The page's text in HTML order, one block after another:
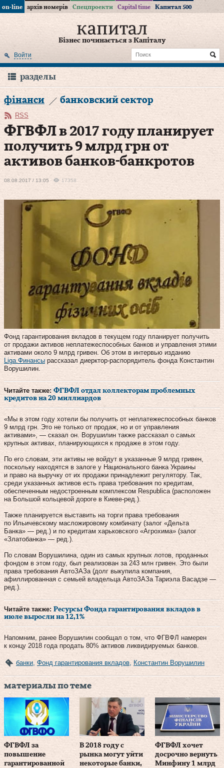
on-line архів номерів Спецпроекти Capital time Капитал 500
Бізнес починається з Капіталу
Войти
разделы
фінанси банковский сектор
RSS
ФГВФЛ в 2017 году планирует
получить 9 млрд грн от
активов банков-банкротов
08.08.2017 / 13:05 17358
Фонд гарантирования вкладов в текущем году планирует получить
от продажи активов неплатежеспособных банков и управления этими
активами около 9 млрд гривен. Об этом в интервью изданию
Liga.Финансы рассказал диерктор-распорядитель фонда Константин
Ворушилин.
Читайте также: ФГВФЛ отдал коллекторам проблемных
кредитов на 20 миллиардов
«Мы в этом году хотели бы получить от неплатежеспособных банков
9 млрд грн. Это не только от продаж, но и от управления
активами», — сказал он. Ворушилин также рассказал о самых
крупных активах, планирующихся к продаже в этом году.
По его словам, эти активы не войдут в указанные 9 млрд гривен,
поскольку находятся в залоге у Национального банка Украины
и право на выручку от их продажи принадлежит регулятору. Так,
среди указанных активов есть права требования по кредитам,
обеспеченным недостроенным комплексом Respublica (расположен
на Большой кольцевой дороге в Киеве-ред.).
Также планируется выставить на торги права требования
по Ильичевскому масложировому комбинату (залог «Дельта
Банка» — ред.) и по кредитам харьковского «Агрохима» (залог
«Златобанка» — ред.).
По словам Ворушилина, один из самых крупных лотов, проданных
фондом в этом году, был реализован за 243 млн гривен. Это были
права требования АвтоЗАЗа (долг выкупила компания,
афиллированная с семьей владельца АвтоЗАЗа Тариэла Васадзе —
ред.).
Читайте также: Ресурсы Фонда гарантирования вкладов в
июле выросли на 12,1%
Напомним, ранее Ворушилин сообщал о том, что ФГВФЛ намерен
к концу 2018 года продать 80% активов ликвидируемых банков.
банки Фонд гарантирования вкладов Константин Ворушилин
материалы по теме
ФГВФЛ за
повышение
гарантированной
В 2018 году с
рынка могут уйти
некоторые банки,
ФГВФЛ хочет
досрочно вернуть
Минфину 1 млрд